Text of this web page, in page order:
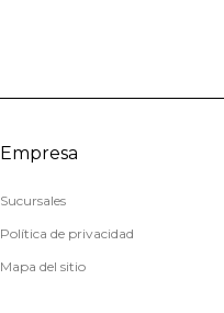
Empresa
Sucursales
Política de privacidad
Mapa del sitio